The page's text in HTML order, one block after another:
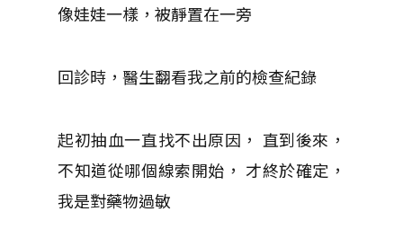
像娃娃一樣，被靜置在一旁
回診時，醫生翻看我之前的檢查紀錄
起初抽血一直找不出原因， 直到後來，
不知道從哪個線索開始， 才終於確定，
我是對藥物過敏